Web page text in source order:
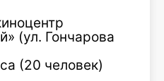
(ул. Гончарова
(20 человек)